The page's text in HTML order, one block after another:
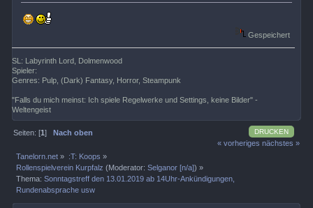
Gespeichert
SL: Labyrinth Lord, Dolmenwood
Spieler:
Genres: Pulp, (Dark) Fantasy, Horror, Steampunk
"Falls du mich meinst: Ich spiele Regelwerke und Settings, keine Bilder" -
Weltengeist
DRUCKEN
Seiten: [1]Nach oben
« vorheriges nächstes »
Tanelorn.net » :T: Koops »
Rollenspielverein Kurpfalz (Moderator:Selganor [n/a]) »
Thema:Sonntagstreff den 13.01.2019 ab 14Uhr-Ankündigungen,
Rundenabsprache usw